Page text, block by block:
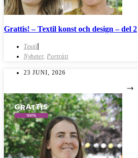
Grattis! – Textil konst och design – del 2
Textil
Nyheter, Porträtt
23 JUNI, 2026